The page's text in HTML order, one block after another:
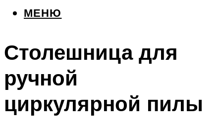
МЕНЮ
Столешница для
ручной
циркулярной пилы